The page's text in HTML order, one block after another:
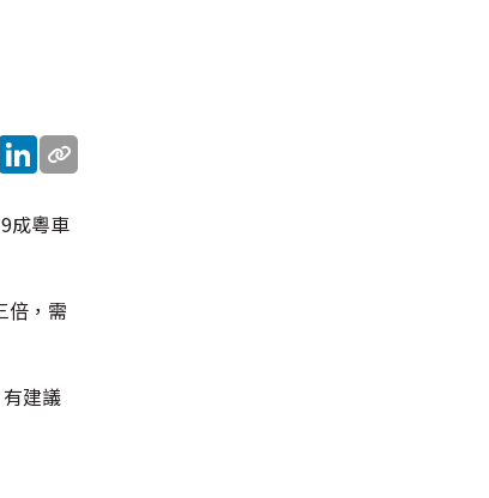
Messenger
LinkedIn
成粵車
倍，需
建議